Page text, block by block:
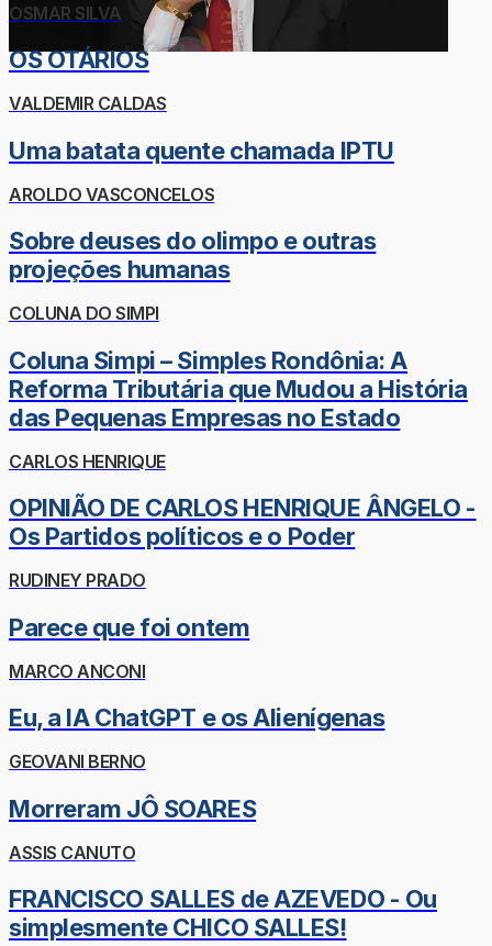
OSMAR SILVA
OS OTÁRIOS
VALDEMIR CALDAS
Uma batata quente chamada IPTU
AROLDO VASCONCELOS
Sobre deuses do olimpo e outras
projeções humanas
COLUNA DO SIMPI
Coluna Simpi – Simples Rondônia: A
Reforma Tributária que Mudou a História
das Pequenas Empresas no Estado
CARLOS HENRIQUE
OPINIÃO DE CARLOS HENRIQUE ÂNGELO -
Os Partidos políticos e o Poder
RUDINEY PRADO
Parece que foi ontem
MARCO ANCONI
Eu, a IA ChatGPT e os Alienígenas
GEOVANI BERNO
Morreram JÔ SOARES
ASSIS CANUTO
FRANCISCO SALLES de AZEVEDO - Ou
simplesmente CHICO SALLES!